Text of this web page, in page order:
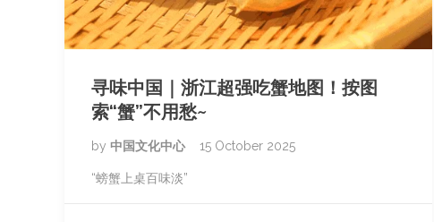
寻味中国｜浙江超强吃蟹地图！按图
索“蟹”不用愁~
by 中国文化中心 15 October 2025
“螃蟹上桌百味淡”